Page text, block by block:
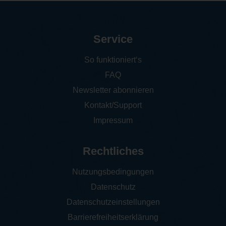
Service
So funktioniert‘s
FAQ
Newsletter abonnieren
Kontakt/Support
Impressum
Rechtliches
Nutzungsbedingungen
Datenschutz
Datenschutzeinstellungen
Barrierefreiheitserklärung